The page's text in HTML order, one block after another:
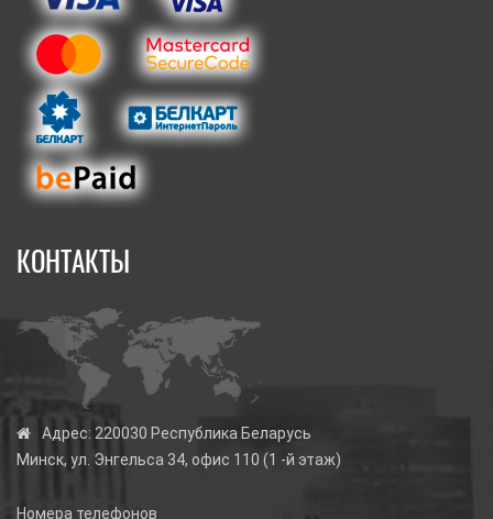
КОНТАКТЫ
Адрес: 220030 Республика Беларусь
Минск, ул. Энгельса 34, офис 110 (1 -й этаж)
Номера телефонов